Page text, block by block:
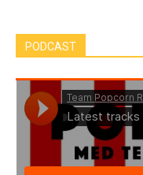
PODCAST